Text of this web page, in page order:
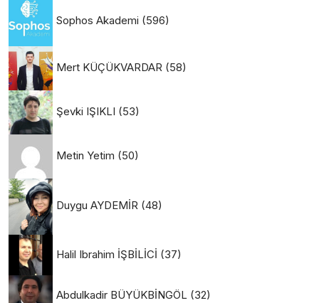
Sophos Akademi (596)
Mert KÜÇÜKVARDAR (58)
Şevki IŞIKLI (53)
Metin Yetim (50)
Duygu AYDEMİR (48)
Halil Ibrahim İŞBİLİCİ (37)
Abdulkadir BÜYÜKBİNGÖL (32)